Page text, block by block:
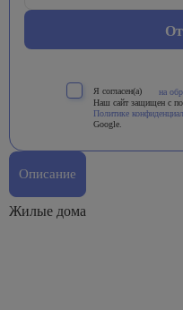
Я согласен(а)
на
Наш сайт защищен с
Политике
Google.
Описание
Жилые дома